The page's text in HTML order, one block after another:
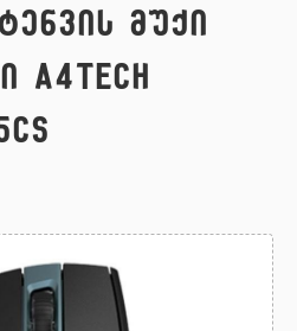
მუქი
A4tech